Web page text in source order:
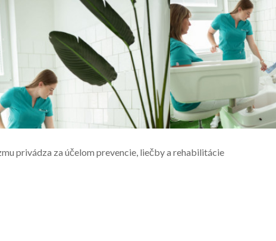
privádza za účelom prevencie, liečby a rehabilitácie